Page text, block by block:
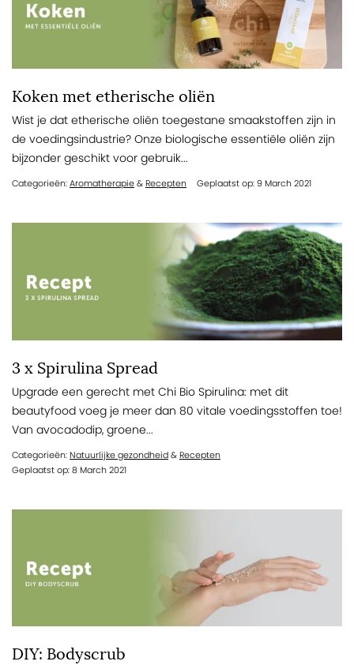
Koken met etherische oliën
Wist je dat etherische oliën toegestane smaakstoffen zijn in
de voedingsindustrie? Onze biologische essentiële oliën zijn
bijzonder geschikt voor gebruik...
Categorieën:Aromatherapie&Recepten Geplaatst op: 9 March 2021
3 x Spirulina Spread
Upgrade een gerecht met Chi Bio Spirulina: met dit
beautyfood voeg je meer dan 80 vitale voedingsstoffen toe!
Van avocadodip, groene...
Categorieën:Natuurlijke gezondheid&Recepten
Geplaatst op: 8 March 2021
DIY: Bodyscrub